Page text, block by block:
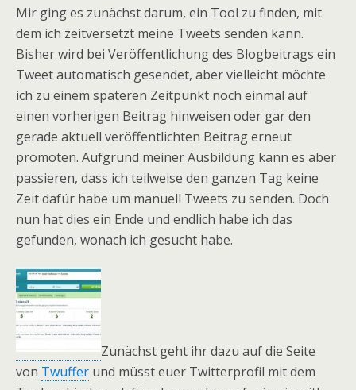
Mir ging es zunächst darum, ein Tool zu finden, mit
dem ich zeitversetzt meine Tweets senden kann.
Bisher wird bei Veröffentlichung des Blogbeitrags ein
Tweet automatisch gesendet, aber vielleicht möchte
ich zu einem späteren Zeitpunkt noch einmal auf
einen vorherigen Beitrag hinweisen oder gar den
gerade aktuell veröffentlichten Beitrag erneut
promoten. Aufgrund meiner Ausbildung kann es aber
passieren, dass ich teilweise den ganzen Tag keine
Zeit dafür habe um manuell Tweets zu senden. Doch
nun hat dies ein Ende und endlich habe ich das
gefunden, wonach ich gesucht habe.
Zunächst geht ihr dazu auf die Seite
von Twuffer und müsst euer Twitterprofil mit dem